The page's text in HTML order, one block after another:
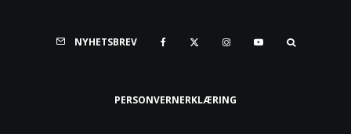
NYHETSBREV
PERSONVERNERKLÆRING